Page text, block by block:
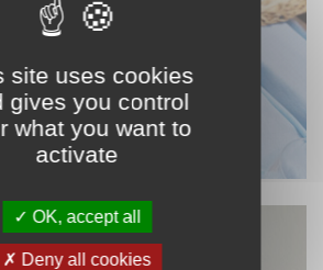
site uses cookies
gives you control
what you want to
activate
OK, accept all
Deny all cookies